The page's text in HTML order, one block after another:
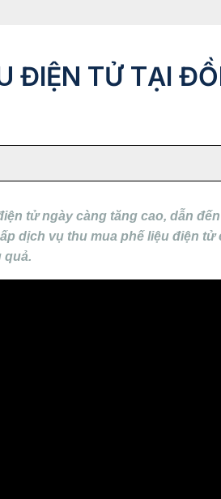
ĐIỆN TỬ TẠI
tử ngày càng tăng cao, dẫn
dịch vụ thu mua phế liệu điện
quả.